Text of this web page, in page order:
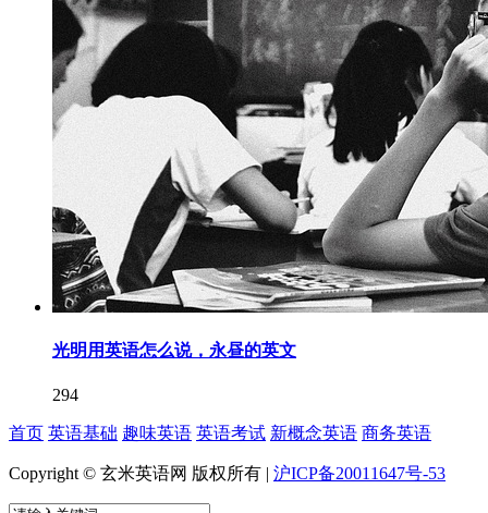
光明用英语怎么说，永昼的英文
294
首页 英语基础 趣味英语 英语考试 新概念英语 商务英语
Copyright © 玄米英语网 版权所有 | 沪ICP备20011647号-53